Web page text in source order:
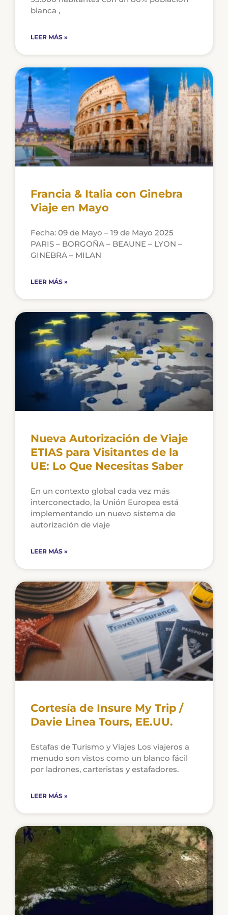
blanca ,
LEER MÁS »
Francia & Italia con Ginebra
Viaje en Mayo
Fecha: 09 de Mayo – 19 de Mayo 2025
PARIS – BORGOÑA – BEAUNE – LYON –
GINEBRA – MILAN
LEER MÁS »
Nueva Autorización de Viaje
ETIAS para Visitantes de la
UE: Lo Que Necesitas Saber
En un contexto global cada vez más
interconectado, la Unión Europea está
implementando un nuevo sistema de
autorización de viaje
LEER MÁS »
Cortesía de Insure My Trip /
Davie Linea Tours, EE.UU.
Estafas de Turismo y Viajes Los viajeros a
menudo son vistos como un blanco fácil
por ladrones, carteristas y estafadores.
LEER MÁS »